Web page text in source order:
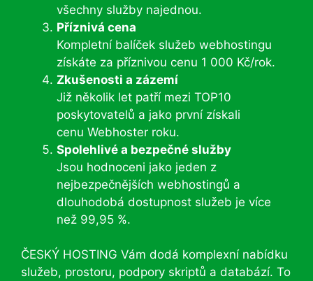
všechny služby najednou.
Příznivá cena
Kompletní balíček služeb webhostingu
získáte za příznivou cenu 1 000 Kč/rok.
Zkušenosti a zázemí
Již několik let patří mezi TOP10
poskytovatelů a jako první získali
cenu Webhoster roku.
Spolehlivé a bezpečné služby
Jsou hodnoceni jako jeden z
nejbezpečnějších webhostingů a
dlouhodobá dostupnost služeb je více
než 99,95 %.
ČESKÝ HOSTING Vám dodá komplexní nabídku
služeb, prostoru, podpory skriptů a databází. To